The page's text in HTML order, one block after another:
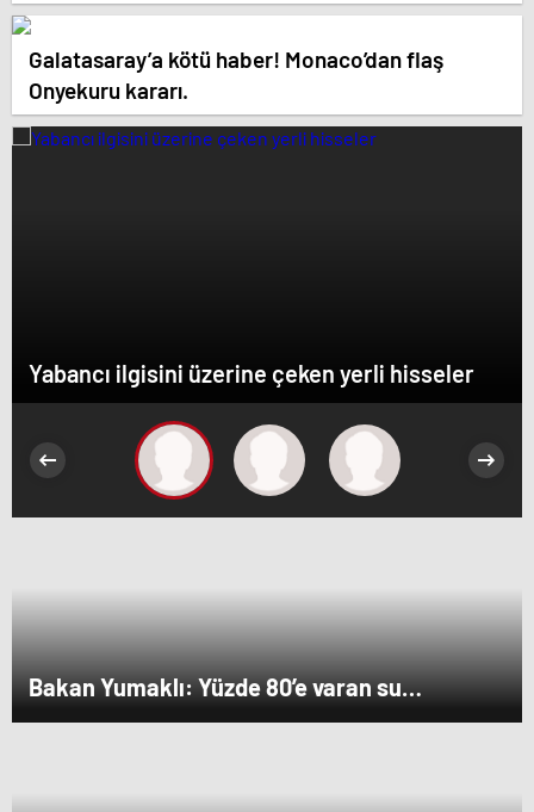
Galatasaray’a kötü haber! Monaco’dan flaş
Onyekuru kararı.
Yabancı ilgisini üzerine çeken yerli hisseler
Bakan Yumaklı: Yüzde 80’e varan su
verimliliği sağlayabiliriz